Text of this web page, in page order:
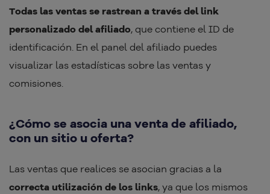
Todas las ventas se rastrean a través del link
personalizado del afiliado, que contiene el ID de
identificación. En el panel del afiliado puedes
visualizar las estadísticas sobre las ventas y
comisiones.
¿Cómo se asocia una venta de afiliado,
con un sitio u oferta?
Las ventas que realices se asocian gracias a la
correcta utilización de los links, ya que los mismos